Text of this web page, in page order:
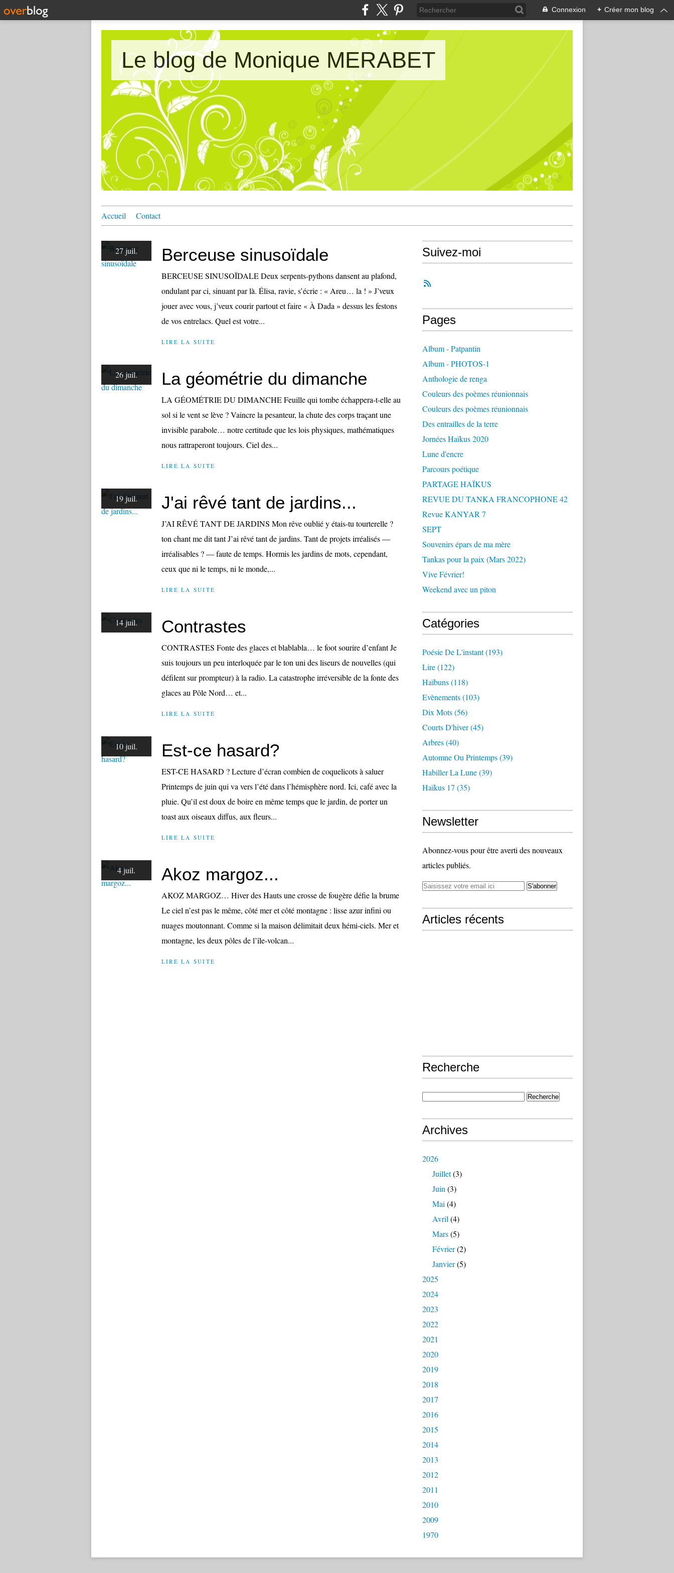
Connexion + Créer mon blog
Le blog de Monique MERABET
Accueil Contact
27 juil. Berceuse sinusoïdale
BERCEUSE SINUSOÏDALE Deux serpents-pythons dansent au plafond,
ondulant par ci, sinuant par là. Élisa, ravie, s’écrie : « Areu… la ! » J’veux
jouer avec vous, j’veux courir partout et faire « À Dada » dessus les festons
de vos entrelacs. Quel est votre...
LIRE LA SUITE
26 juil. La géométrie du dimanche
LA GÉOMÉTRIE DU DIMANCHE Feuille qui tombe échappera-t-elle au
sol si le vent se lève ? Vaincre la pesanteur, la chute des corps traçant une
invisible parabole… notre certitude que les lois physiques, mathématiques
nous rattraperont toujours. Ciel des...
LIRE LA SUITE
19 juil. J'ai rêvé tant de jardins...
J’AI RÊVÉ TANT DE JARDINS Mon rêve oublié y étais-tu tourterelle ?
ton chant me dit tant J’ai rêvé tant de jardins. Tant de projets irréalisés —
irréalisables ? — faute de temps. Hormis les jardins de mots, cependant,
ceux que ni le temps, ni le monde,...
LIRE LA SUITE
14 juil. Contrastes
CONTRASTES Fonte des glaces et blablabla… le foot sourire d’enfant Je
suis toujours un peu interloquée par le ton uni des liseurs de nouvelles (qui
défilent sur prompteur) à la radio. La catastrophe irréversible de la fonte des
glaces au Pôle Nord… et...
LIRE LA SUITE
10 juil. Est-ce hasard?
EST-CE HASARD ? Lecture d’écran combien de coquelicots à saluer
Printemps de juin qui va vers l’été dans l’hémisphère nord. Ici, café avec la
pluie. Qu’il est doux de boire en même temps que le jardin, de porter un
toast aux oiseaux diffus, aux fleurs...
LIRE LA SUITE
4 juil. Akoz margoz...
AKOZ MARGOZ… Hiver des Hauts une crosse de fougère défie la brume
Le ciel n’est pas le même, côté mer et côté montagne : lisse azur infini ou
nuages moutonnant. Comme si la maison délimitait deux hémi-ciels. Mer et
montagne, les deux pôles de l’île-volcan...
LIRE LA SUITE
Suivez-moi
Pages
Album - Patpantin
Album - PHOTOS-1
Anthologie de renga
Couleurs des poèmes réunionnais
Couleurs des poèmes réunionnais
Des entrailles de la terre
Jornées Haïkus 2020
Lune d'encre
Parcours poétique
PARTAGE HAÏKUS
REVUE DU TANKA FRANCOPHONE 42
Revue KANYAR 7
SEPT
Souvenirs épars de ma mère
Tankas pour la paix (Mars 2022)
Vive Février!
Weekend avec un piton
Catégories
Poésie De L'instant(193)
Lire(122)
Haïbuns(118)
Evènements(103)
Dix Mots(56)
Courts D'hiver(45)
Arbres(40)
Automne Ou Printemps(39)
Habiller La Lune(39)
Haïkus 17 (35)
Newsletter
Abonnez-vous pour être averti des nouveaux
articles publiés.
Articles récents
Recherche
Archives
2026
Juillet(3)
Juin (3)
Mai (4)
Avril (4)
Mars(5)
Février(2)
Janvier(5)
2025
2024
2023
2022
2021
2020
2019
2018
2017
2016
2015
2014
2013
2012
2011
2010
2009
1970